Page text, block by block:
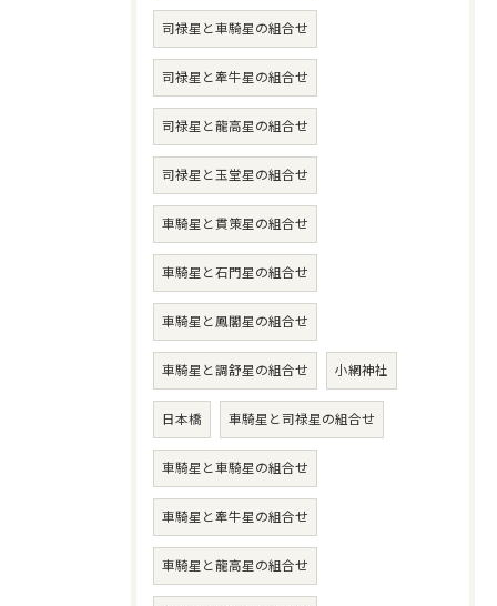
司禄星と車騎星の組合せ
司禄星と牽牛星の組合せ
司禄星と龍高星の組合せ
司禄星と玉堂星の組合せ
車騎星と貫策星の組合せ
車騎星と石門星の組合せ
車騎星と鳳閣星の組合せ
車騎星と調舒星の組合せ 小網神社
日本橋 車騎星と司禄星の組合せ
車騎星と車騎星の組合せ
車騎星と牽牛星の組合せ
車騎星と龍高星の組合せ